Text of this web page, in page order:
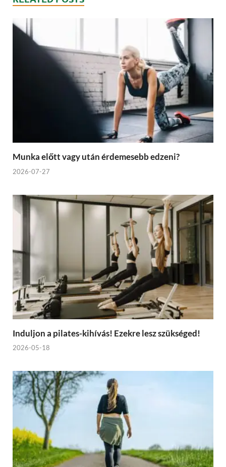
Munka előtt vagy után érdemesebb edzeni?
2026-07-27
Induljon a pilates-kihívás! Ezekre lesz szükséged!
2026-05-18